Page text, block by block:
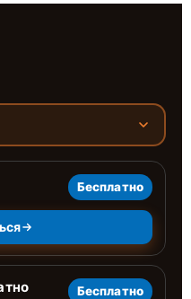
Бесплатно
Бесплатно